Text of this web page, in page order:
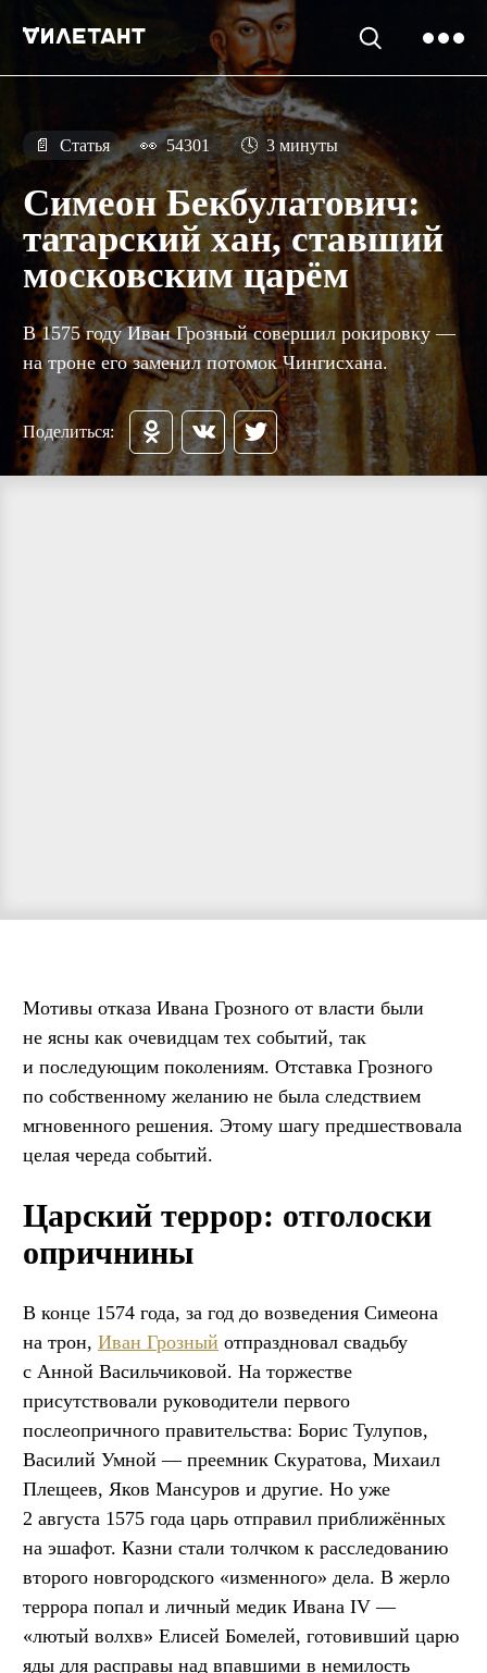
📄 Статья 👀 54301 🕓 3 минуты
Симеон Бекбулатович:
татарский хан, ставший
московским царём
В 1575 году Иван Грозный совершил рокировку —
на троне его заменил потомок Чингисхана.
Поделиться:
Мотивы отказа Ивана Грозного от власти были
не ясны как очевидцам тех событий, так
и последующим поколениям. Отставка Грозного
по собственному желанию не была следствием
мгновенного решения. Этому шагу предшествовала
целая череда событий.
Царский террор: отголоски
опричнины
В конце 1574 года, за год до возведения Симеона
на трон, Иван Грозный отпраздновал свадьбу
с Анной Васильчиковой. На торжестве
присутствовали руководители первого
послеопричного правительства: Борис Тулупов,
Василий Умной — преемник Скуратова, Михаил
Плещеев, Яков Мансуров и другие. Но уже
2 августа 1575 года царь отправил приближённых
на эшафот. Казни стали толчком к расследованию
второго новгородского «изменного» дела. В жерло
террора попал и личный медик Ивана IV —
«лютый волхв» Елисей Бомелей, готовивший царю
яды для расправы над впавшими в немилость